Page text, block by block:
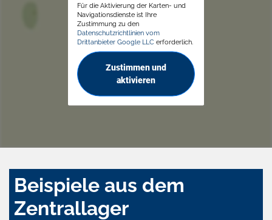
Für die Aktivierung der Karten- und
Navigationsdienste ist Ihre
Zustimmung zu den
Datenschutzrichtlinien vom
Drittanbieter Google LLC erforderlich.
Zustimmen und
aktivieren
Beispiele aus dem
Zentrallager